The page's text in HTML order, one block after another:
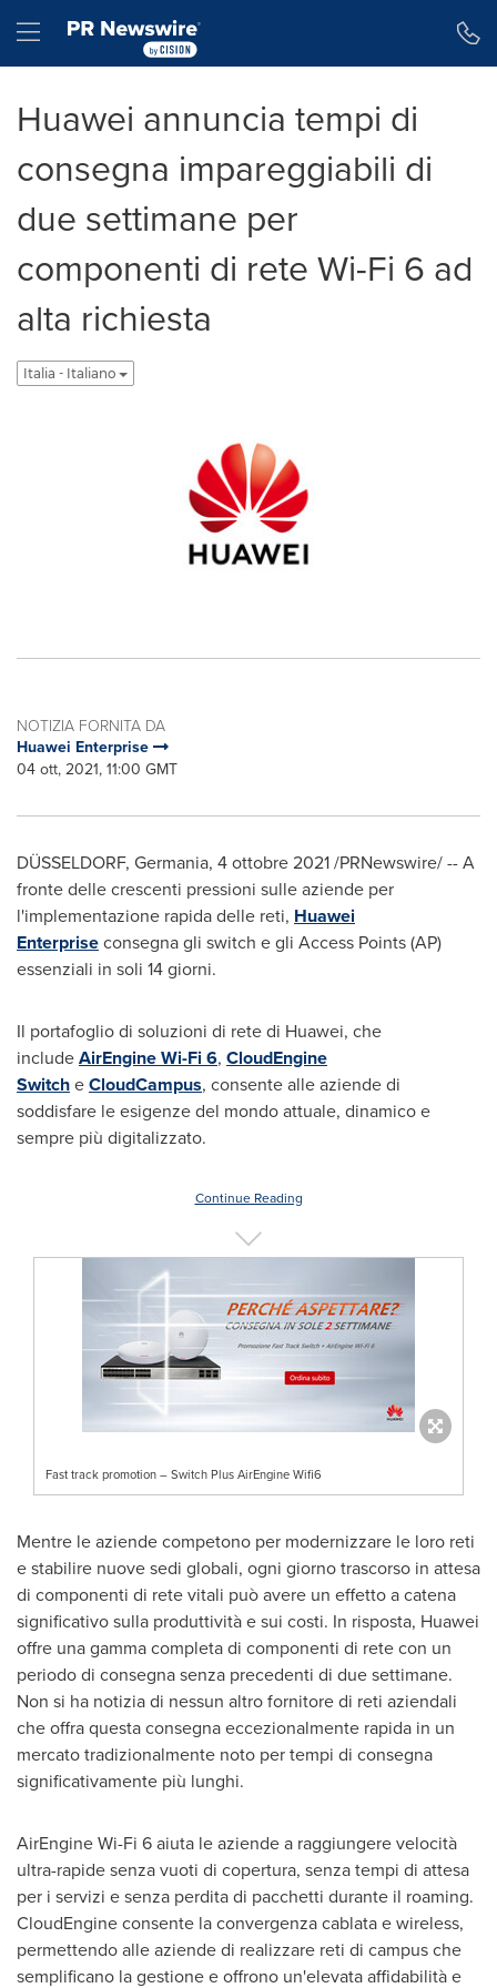
Hamburger menu
Huawei annuncia tempi di
consegna impareggiabili di
due settimane per
componenti di rete Wi-Fi 6 ad
alta richiesta
Italia - Italiano
NOTIZIA FORNITA DA
Huawei Enterprise
04 ott, 2021, 11:00 GMT
DÜSSELDORF, Germania, 4 ottobre 2021 /PRNewswire/ -- A
fronte delle crescenti pressioni sulle aziende per
l'implementazione rapida delle reti, Huawei
Enterpriseconsegna gli switch e gli Access Points (AP)
essenziali in soli 14 giorni.
Il portafoglio di soluzioni di rete di Huawei, che
includeAirEngine Wi-Fi 6, CloudEngine
SwitcheCloudCampus, consente alle aziende di
soddisfare le esigenze del mondo attuale, dinamico e
sempre più digitalizzato.
Continue Reading
Fast track promotion – Switch Plus AirEngine Wifi6
Mentre le aziende competono per modernizzare le loro reti
e stabilire nuove sedi globali, ogni giorno trascorso in attesa
di componenti di rete vitali può avere un effetto a catena
significativo sulla produttività e sui costi. In risposta, Huawei
offre una gamma completa di componenti di rete con un
periodo di consegna senza precedenti di due settimane.
Non si ha notizia di nessun altro fornitore di reti aziendali
che offra questa consegna eccezionalmente rapida in un
mercato tradizionalmente noto per tempi di consegna
significativamente più lunghi.
AirEngine Wi-Fi 6 aiuta le aziende a raggiungere velocità
ultra-rapide senza vuoti di copertura, senza tempi di attesa
per i servizi e senza perdita di pacchetti durante il roaming.
CloudEngine consente la convergenza cablata e wireless,
permettendo alle aziende di realizzare reti di campus che
semplificano la gestione e offrono un'elevata affidabilità e